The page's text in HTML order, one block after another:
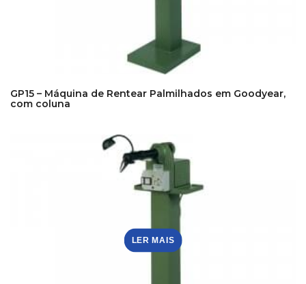
GP15 – Máquina de Rentear Palmilhados em Goodyear,
com coluna
LER MAIS